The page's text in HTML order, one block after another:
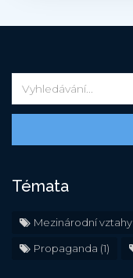
Témata
Mezinárodní vztahy
Propaganda (1)